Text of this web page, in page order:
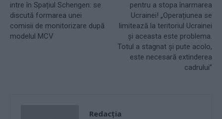
intre în Spațiul Schengen: se
discută formarea unei
comisii de monitorizare după
modelul MCV
pentru a stopa înarmarea
Ucrainei! „Operațiunea se
limitează la teritoriul Ucrainei
și aceasta este problema.
Totul a stagnat și pute acolo,
este necesară extinderea
cadrului”
Redacţia